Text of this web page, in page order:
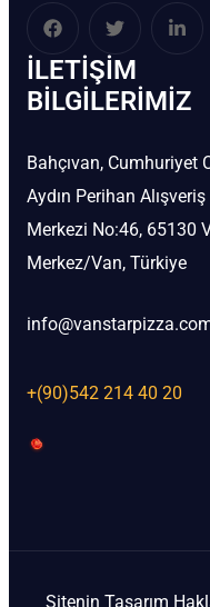
İLETIŞIM
BİLGILERIMIZ
Bahçıvan, Cumhuriyet
Aydın Perihan Alışveriş
Merkezi No:46, 65130
Merkez/Van, Türkiye
+(90)542 214 40 20
Sitenin Tasarım